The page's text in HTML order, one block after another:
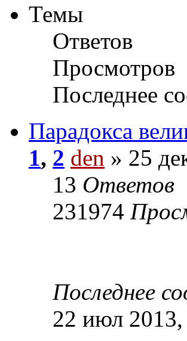
Темы
Ответов
Просмотров
Последнее
Парадокса
1, 2 den » 25
13 Ответов
231974
Последнее
22 июл